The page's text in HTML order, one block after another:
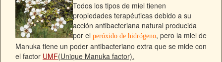
Todos los tipos de miel tienen
propiedades terapéuticas debido a su
acción antibacteriana natural producida
por el peróxido de hidrógeno, pero la miel de
Manuka tiene un poder antibacteriano extra que se mide con
el factor UMF(Unique Manuka factor).